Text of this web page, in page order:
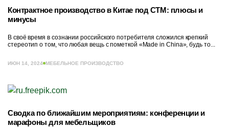
Контрактное производство в Китае под СТМ: плюсы и
минусы
В своё время в сознании российского потребителя сложился крепкий
стереотип о том, что любая вещь с пометкой «Made in China», будь то...
ИЮН 14, 2024 МЕБЕЛЬНОЕ ПРОИЗВОДСТВО
Сводка по ближайшим мероприятиям: конференции и
марафоны для мебельщиков